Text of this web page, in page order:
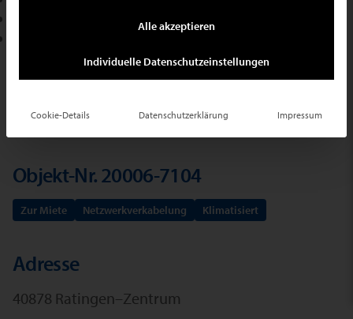
Ihr Suchauftrag
Objekt-Nr. 20006-7104
Zur Miete Netzwerkverkabelung Klimatisiert
Adresse
40878 Ratingen–Zentrum
Alle akzeptieren
Individuelle Datenschutzeinstellungen
Cookie-Details Datenschutzerklärung Impressum